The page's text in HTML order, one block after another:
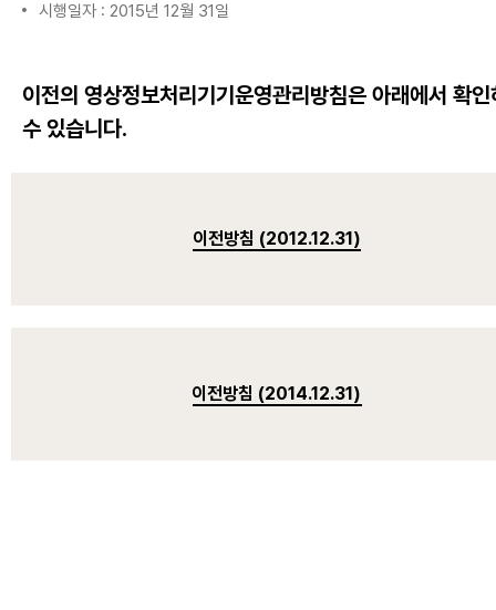
시행일자 : 2015년 12월 31일
이전의 영상정보처리기기운영관리방침은 아래에서 확인
수 있습니다.
이전방침 (2012.12.31)
이전방침 (2014.12.31)